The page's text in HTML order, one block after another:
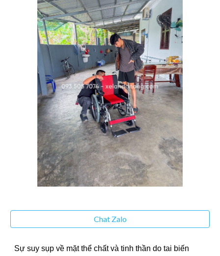
Chat Zalo
Sự suy sụp về mặt thể chất và tinh thần do tai biến